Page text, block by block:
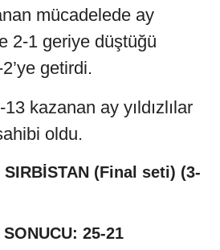
mücadelede ay
2-1 geriye düştüğü
getirdi.
kazanan ay yıldızlılar
oldu.
SIRBİSTAN (Final seti) (3-
25-21